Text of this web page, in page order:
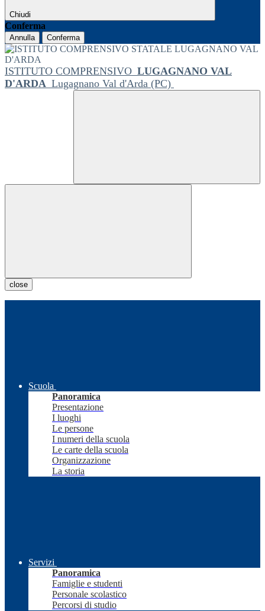
Chiudi
Conferma
Annulla Conferma
ISTITUTO COMPRENSIVO LUGAGNANO VAL
D'ARDA Lugagnano Val d'Arda (PC)
close
Scuola
Panoramica
Presentazione
I luoghi
Le persone
I numeri della scuola
Le carte della scuola
Organizzazione
La storia
Servizi
Panoramica
Famiglie e studenti
Personale scolastico
Percorsi di studio